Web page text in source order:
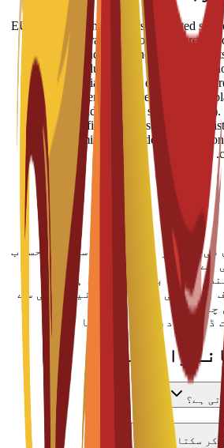
EU Business School offers dedicated
Barcelona, ranging from partnered
apartments and shared housing.
search early due to high demand and
immediately after enrollment for
independent living, recommended
Enalquiler, and Badi (for shared
services office provides practical
"empadronamiento" (resident
فی سمسٹر یا تعلیمی سال کے حساب
ہے
دستیابی سے مشروط ہے
ہو سکتی ہیں اور یونیورسٹی سے
ڈپازٹ درکار ہو سکتا ہے
والے سوالات
ہے؟
سکتا ہوں؟